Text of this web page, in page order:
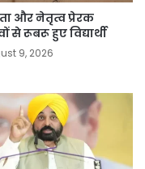
और नेतृत्व प्रेरक
से रूबरू हुए विद्यार्थी
9, 2026